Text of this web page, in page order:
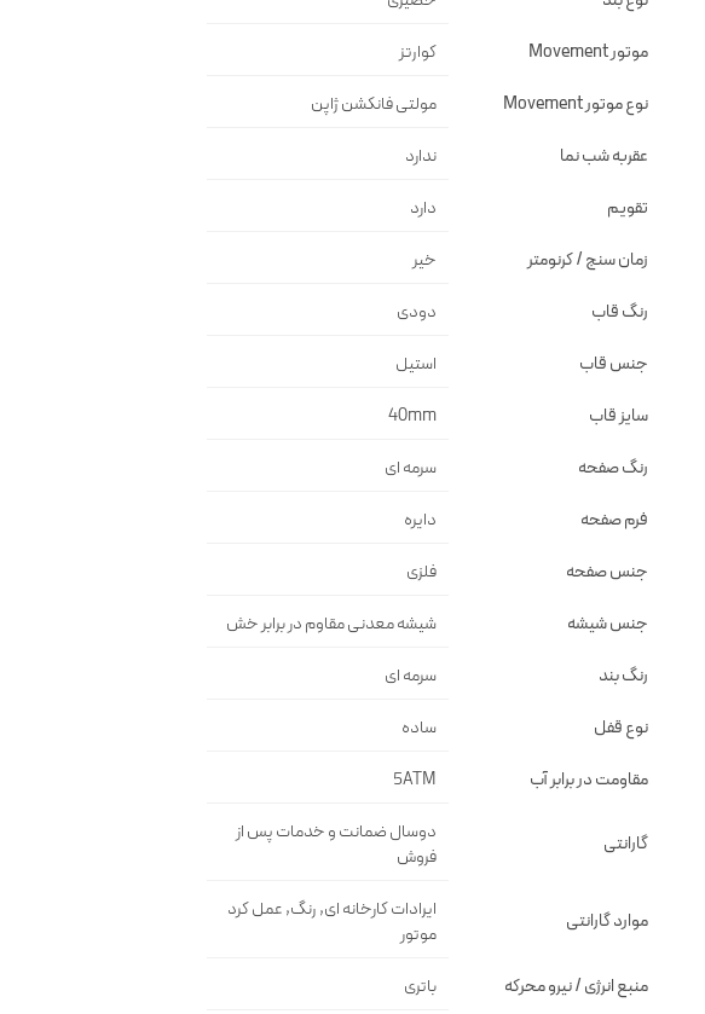
موتور Movement کوارتز
نوع موتور Movement مولتی فانکشن ژاپن
عقربه شب نما ندارد
تقویم دارد
زمان سنج / کرنومتر خیر
رنگ قاب دودى
جنس قاب استيل
سایز قاب 40mm
رنگ صفحه سرمه اى
فرم صفحه دايره
جنس صفحه فلزى
جنس شیشه شيشه معدنى مقاوم در برابر خش
رنگ بند سرمه اى
نوع قفل ساده
مقاومت در برابر آب 5ATM
گارانتی
دوسال ضمانت و خدمات پس از
فروش
موارد گارانتی
ایرادات کارخانه ای, رنگ, عمل کرد
موتور
منبع انرژی / نیرو محرکه باتری